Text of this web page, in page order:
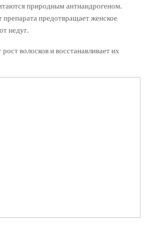
природным антиандрогеном.
предотвращает женское
недуг.
волосков и восстанавливает их